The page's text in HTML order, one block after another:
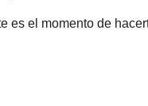
es el momento de